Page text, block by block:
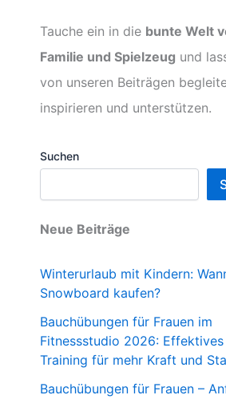
Tauche ein in die bunte Welt
Familie und Spielzeug und
von unseren Beiträgen
inspirieren und unterstützen.
Suchen
Neue Beiträge
Winterurlaub mit Kindern:
Snowboard kaufen?
Bauchübungen für Frauen im
Fitnessstudio 2026:
Training für mehr Kraft und
Bauchübungen für Frauen –